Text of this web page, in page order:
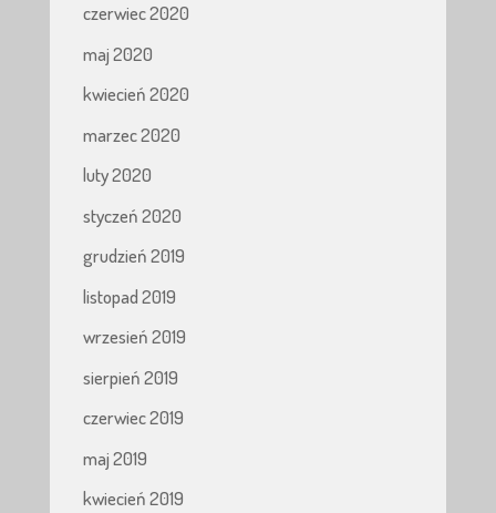
czerwiec 2020
maj 2020
kwiecień 2020
marzec 2020
luty 2020
styczeń 2020
grudzień 2019
listopad 2019
wrzesień 2019
sierpień 2019
czerwiec 2019
maj 2019
kwiecień 2019